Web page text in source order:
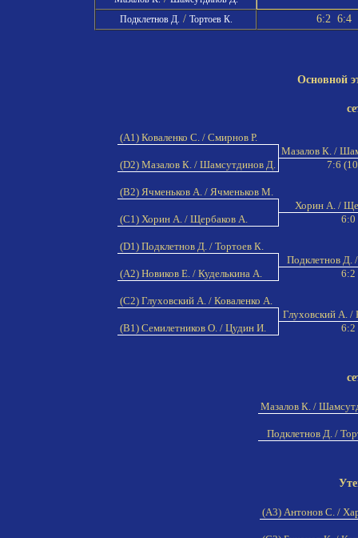
Подклетнов Д. / Тортоев К. 6:2 6:4
Основной
(A1) Коваленко С. / Смирнов Р.
Мазалов К. /
(D2) Мазалов К. / Шамсутдинов Д.
7:6
(B2) Ячменьков А. / Ячменьков М.
Хорин А. /
(C1) Хорин А. / Щербаков А.
6:0
(D1) Подклетнов Д. / Тортоев К.
Подклетнов Д.
(A2) Новиков Е. / Куделькина А.
6:2
(C2) Глуховский А. / Коваленко А.
Глуховский А. /
(B1) Семилетников О. / Цудин И.
6:2
Мазалов К. /
Подклетнов Д. /
(A3) Антонов С. /